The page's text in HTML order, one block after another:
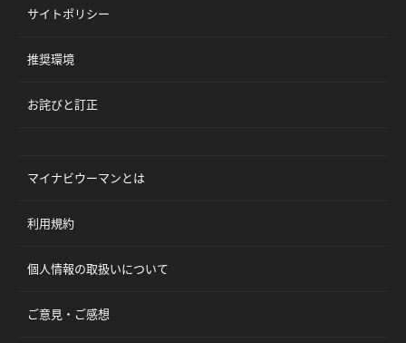
サイトポリシー
推奨環境
お詫びと訂正
マイナビウーマンとは
利用規約
個人情報の取扱いについて
ご意見・ご感想